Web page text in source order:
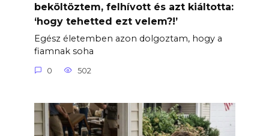
beköltöztem, felhívott és azt kiáltotta:
‘hogy tehetted ezt velem?!’
Egész életemben azon dolgoztam, hogy a
fiamnak soha
0 502